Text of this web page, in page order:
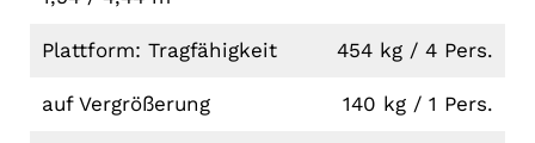
Plattform: Tragfähigkeit 454 kg / 4 Pers.
auf Vergrößerung 140 kg / 1 Pers.